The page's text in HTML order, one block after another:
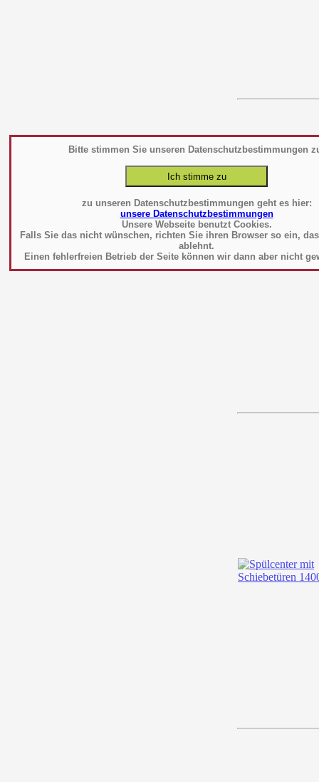
Bitte stimmen Sie unseren Datenschutzbestimmungen
zu unseren Datenschutzbestimmungen geht es hier:
unsere Datenschutzbestimmungen
Unsere Webseite benutzt Cookies.
Falls Sie das nicht wünschen, richten Sie ihren Browser so ein,
ablehnt.
Einen fehlerfreien Betrieb der Seite können wir dann aber nicht